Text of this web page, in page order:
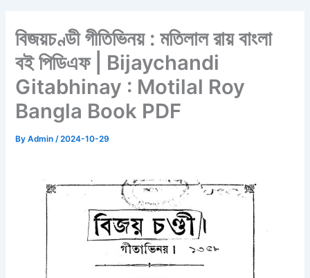
বিজয়চণ্ডী গীতিভিনয় : মতিলাল রায় বাংলা
বই পিডিএফ | Bijaychandi
Gitabhinay : Motilal Roy
Bangla Book PDF
ByAdmin/2024-10-29